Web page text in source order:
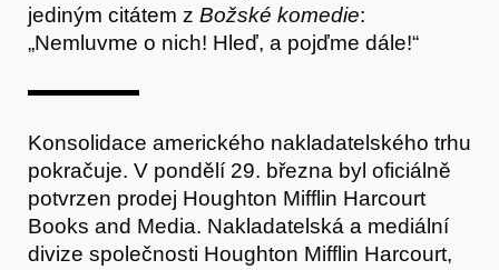
jediným citátem z Božské komedie:
„Nemluvme o nich! Hleď, a pojďme dále!“
Konsolidace amerického nakladatelského trhu
pokračuje. V pondělí 29. března byl oficiálně
potvrzen prodej Houghton Mifflin Harcourt
Books and Media. Nakladatelská a mediální
divize společnosti Houghton Mifflin Harcourt,